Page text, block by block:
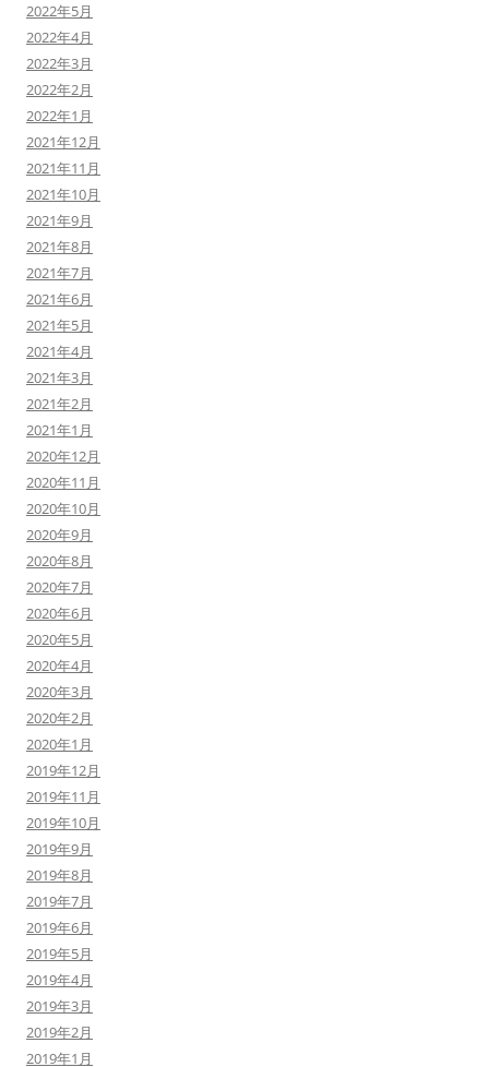
2022年5月
2022年4月
2022年3月
2022年2月
2022年1月
2021年12月
2021年11月
2021年10月
2021年9月
2021年8月
2021年7月
2021年6月
2021年5月
2021年4月
2021年3月
2021年2月
2021年1月
2020年12月
2020年11月
2020年10月
2020年9月
2020年8月
2020年7月
2020年6月
2020年5月
2020年4月
2020年3月
2020年2月
2020年1月
2019年12月
2019年11月
2019年10月
2019年9月
2019年8月
2019年7月
2019年6月
2019年5月
2019年4月
2019年3月
2019年2月
2019年1月